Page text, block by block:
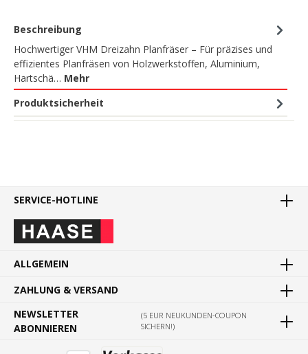
Beschreibung
Hochwertiger VHM Dreizahn Planfräser – Für präzises und
effizientes Planfräsen von Holzwerkstoffen, Aluminium,
Hartschä… Mehr
Produktsicherheit
SERVICE-HOTLINE
ALLGEMEIN
ZAHLUNG & VERSAND
NEWSLETTER
ABONNIEREN
(5 EUR NEUKUNDEN-COUPON
SICHERN!)